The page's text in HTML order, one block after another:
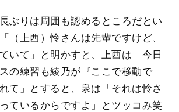
ぶりは周囲も認めるところだとい
（上西）怜さんは先輩ですけど、
いて」と明かすと、上西は「今日
の練習も綾乃が『ここで移動で
て」とすると、泉は「それは怜さ
ているからですよ」とツッコみ笑